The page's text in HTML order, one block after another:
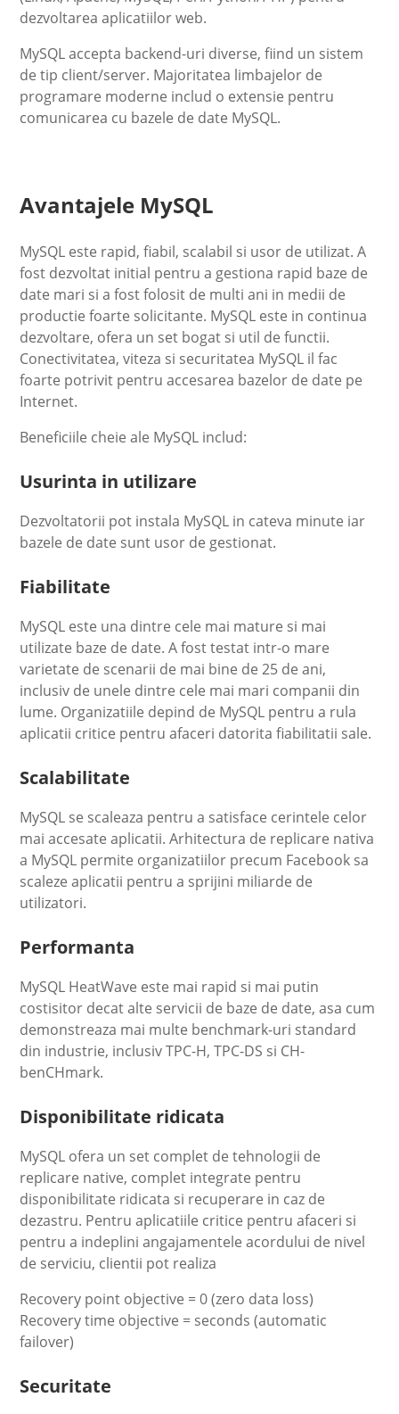
dezvoltarea aplicatiilor web.
MySQL accepta backend-uri diverse, fiind un sistem
de tip client/server. Majoritatea limbajelor de
programare moderne includ o extensie pentru
comunicarea cu bazele de date MySQL.
Avantajele MySQL
MySQL este rapid, fiabil, scalabil si usor de utilizat. A
fost dezvoltat initial pentru a gestiona rapid baze de
date mari si a fost folosit de multi ani in medii de
productie foarte solicitante. MySQL este in continua
dezvoltare, ofera un set bogat si util de functii.
Conectivitatea, viteza si securitatea MySQL il fac
foarte potrivit pentru accesarea bazelor de date pe
Internet.
Beneficiile cheie ale MySQL includ:
Usurinta in utilizare
Dezvoltatorii pot instala MySQL in cateva minute iar
bazele de date sunt usor de gestionat.
Fiabilitate
MySQL este una dintre cele mai mature si mai
utilizate baze de date. A fost testat intr-o mare
varietate de scenarii de mai bine de 25 de ani,
inclusiv de unele dintre cele mai mari companii din
lume. Organizatiile depind de MySQL pentru a rula
aplicatii critice pentru afaceri datorita fiabilitatii sale.
Scalabilitate
MySQL se scaleaza pentru a satisface cerintele celor
mai accesate aplicatii. Arhitectura de replicare nativa
a MySQL permite organizatiilor precum Facebook sa
scaleze aplicatii pentru a sprijini miliarde de
utilizatori.
Performanta
MySQL HeatWave este mai rapid si mai putin
costisitor decat alte servicii de baze de date, asa cum
demonstreaza mai multe benchmark-uri standard
din industrie, inclusiv TPC-H, TPC-DS si CH-
benCHmark.
Disponibilitate ridicata
MySQL ofera un set complet de tehnologii de
replicare native, complet integrate pentru
disponibilitate ridicata si recuperare in caz de
dezastru. Pentru aplicatiile critice pentru afaceri si
pentru a indeplini angajamentele acordului de nivel
de serviciu, clientii pot realiza
Recovery point objective = 0 (zero data loss)
Recovery time objective = seconds (automatic
failover)
Securitate